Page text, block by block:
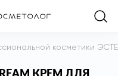
косметики
КРЕМ ДЛЯ